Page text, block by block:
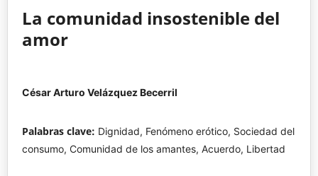
La comunidad insostenible del
amor
César Arturo Velázquez Becerril
Palabras clave: Dignidad, Fenómeno erótico, Sociedad del
consumo, Comunidad de los amantes, Acuerdo, Libertad